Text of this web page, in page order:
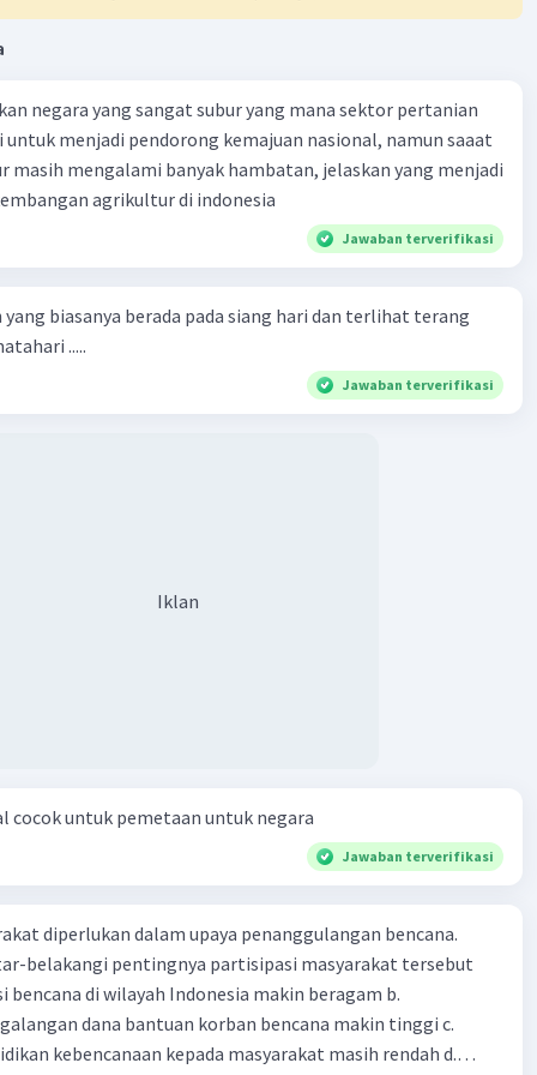
negara yang sangat subur yang mana sektor pertanian
menjadi pendorong kemajuan nasional, namun saaat
masih mengalami banyak hambatan, jelaskan yang menjadi
agrikultur di indonesia
Jawaban terverifikasi
yang biasanya berada pada siang hari dan terlihat terang
.....
Jawaban terverifikasi
Iklan
cocok untuk pemetaan untuk negara
Jawaban terverifikasi
diperlukan dalam upaya penanggulangan bencana.
belakangi pentingnya partisipasi masyarakat tersebut
bencana di wilayah Indonesia makin beragam b.
dana bantuan korban bencana makin tinggi c.
kebencanaan kepada masyarakat masih rendah d.